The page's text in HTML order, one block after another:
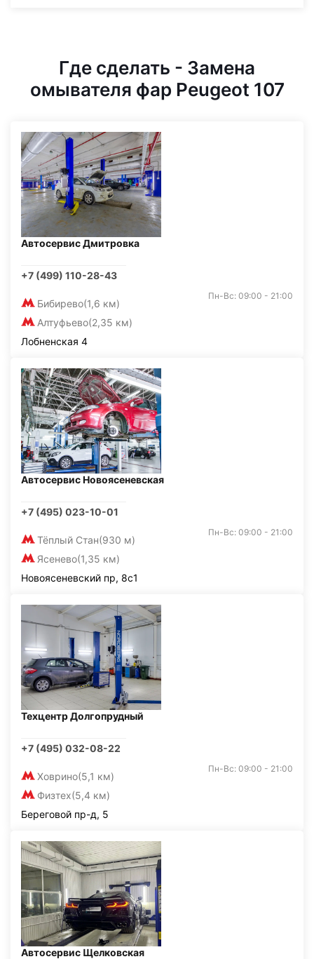
Где сделать - Замена
омывателя фар Peugeot 107
Автосервис Дмитровка
+7 (499) 110-28-43
Бибирево(1,6 км)
Алтуфьево(2,35 км)
Пн-Вс: 09:00 - 21:00
Лобненская 4
Автосервис Новоясеневская
+7 (495) 023-10-01
Тёплый Стан(930 м)
Ясенево(1,35 км)
Пн-Вс: 09:00 - 21:00
Новоясеневский пр, 8с1
Техцентр Долгопрудный
+7 (495) 032-08-22
Ховрино(5,1 км)
Физтех(5,4 км)
Пн-Вс: 09:00 - 21:00
Береговой пр-д, 5
Автосервис Щелковская